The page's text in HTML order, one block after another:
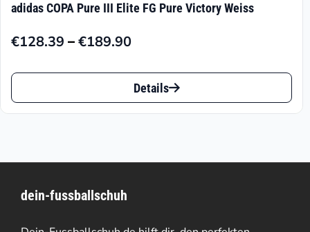
adidas COPA Pure III Elite FG Pure Victory Weiss
€128.39 –€189.90
Preisspanne:
€128.39
€189.90
Dieses
Produkt
auf.
Die
Details
dein-fussballschuh